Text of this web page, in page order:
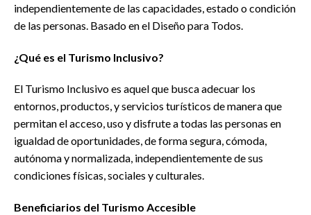
independientemente de las capacidades, estado o condición
de las personas. Basado en el Diseño para Todos.
¿Qué es el Turismo Inclusivo?
El Turismo Inclusivo es aquel que busca adecuar los
entornos, productos, y servicios turísticos de manera que
permitan el acceso, uso y disfrute a todas las personas en
igualdad de oportunidades, de forma segura, cómoda,
autónoma y normalizada, independientemente de sus
condiciones físicas, sociales y culturales.
Beneficiarios del Turismo Accesible